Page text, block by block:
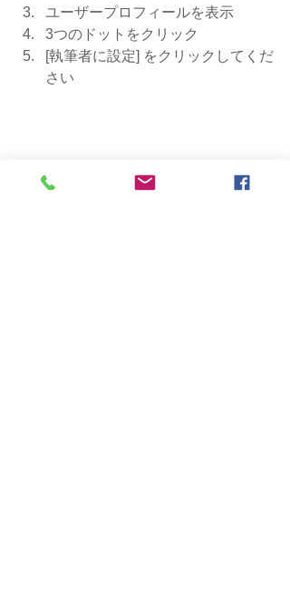
ユーザープロフィールを表示
3つのドットをクリック
[執筆者に設定] をクリックしてくだ
さい